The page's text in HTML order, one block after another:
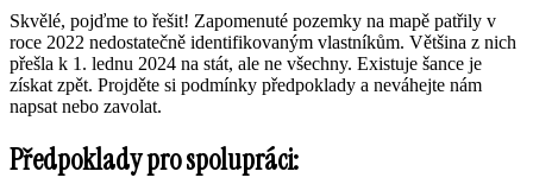
Skvělé, pojďme to řešit! Zapomenuté pozemky na mapě patřily v
roce 2022 nedostatečně identifikovaným vlastníkům. Většina z nich
přešla k 1. lednu 2024 na stát, ale ne všechny. Existuje šance je
získat zpět. Projděte si podmínky předpoklady a neváhejte nám
napsat nebo zavolat.
Předpoklady pro spolupráci: